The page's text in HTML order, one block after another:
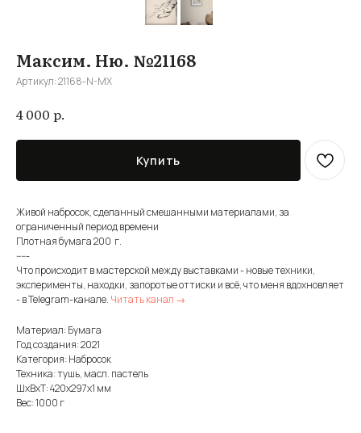
Максим. Ню. №21168
Артикул:21168-N-MX
4 000 р.
Купить
Живой набросок, сделанный смешанными материалами, за
ограниченный период времени
Плотная бумага 200 г.
-----
Что происходит в мастерской между выставками - новые техники,
эксперименты, находки, запоротые оттиски и всё, что меня вдохновляет
- в Telegram-канале. Читать канал →
Материал: Бумага
Год создания: 2021
Категория: Набросок
Техника: тушь, масл. пастель
ШxВxТ: 420x297x1 мм
Вес: 1000 г